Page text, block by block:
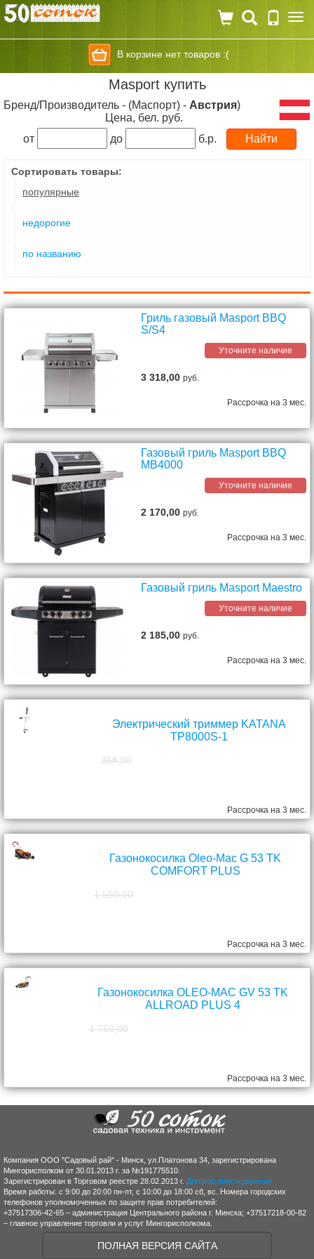
В корзине нет товаров :(
Masport купить
Бренд/Производитель - (Маспорт) - Австрия)
Цена, бел. руб.
от
до б.р.
Сортировать товары:
популярные
недорогие
по названию
Гриль газовый Masport BBQ
S/S4
Уточните наличие
3 318,00руб.
Рассрочка на 3 мес.
Газовый гриль Masport BBQ
MB4000
Уточните наличие
2 170,00руб.
Рассрочка на 3 мес.
Газовый гриль Masport Maestro
Уточните наличие
2 185,00руб.
Рассрочка на 3 мес.
Электрический триммер KATANA
TP8000S-1
368,00
Рассрочка на 3 мес.
Газонокосилка Oleo-Mac G 53 TK
COMFORT PLUS
1 550,00
Рассрочка на 3 мес.
Газонокосилка OLEO-MAC GV 53 TK
ALLROAD PLUS 4
1 750,00
Рассрочка на 3 мес.
Компания ООО "Садовый рай" - Минск, ул.Платонова 34, зарегистрирована
Мингорисполком от 30.01.2013 г. за №191775510.
Зарегистрирован в Торговом реестре 28.02.2013 г. Договор присоединения
Время работы: с 9:00 до 20:00 пн-пт, с 10:00 до 18:00 сб, вс. Номера городских
телефонов уполномоченных по защите прав потребителей:
+37517306-42-65 – администрация Центрального района г. Минска; +37517218-00-82
– главное управление торговли и услуг Мингорисполкома.
ПОЛНАЯ ВЕРСИЯ САЙТА